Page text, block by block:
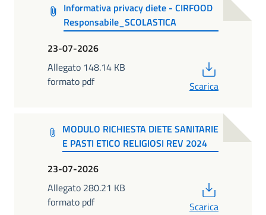
Informativa privacy diete - CIRFOOD
Responsabile_SCOLASTICA
23-07-2026
Allegato 148.14 KB
formato pdf
Scarica
MODULO RICHIESTA DIETE SANITARIE
E PASTI ETICO RELIGIOSI REV 2024
23-07-2026
Allegato 280.21 KB
formato pdf
Scarica